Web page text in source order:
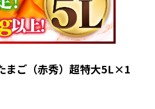
まご（赤秀）超特大5L×1